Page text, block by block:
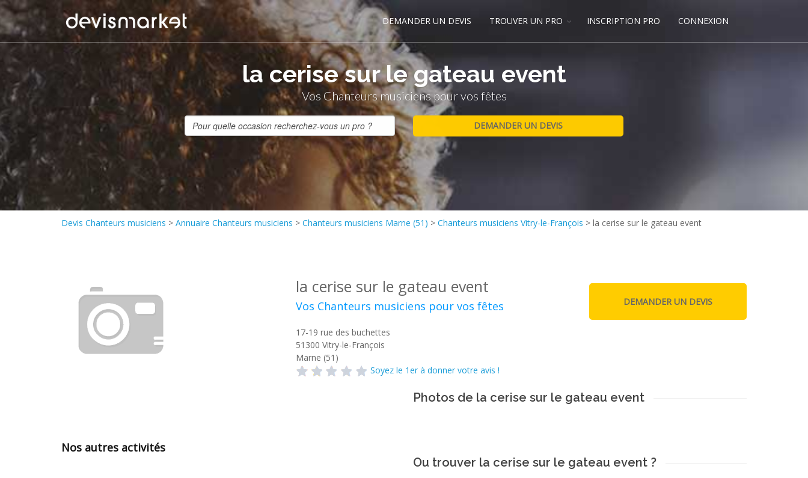
DEMANDER UN DEVIS TROUVER UN PRO INSCRIPTION PRO CONNEXION
la cerise sur le gateau event
Vos Chanteurs musiciens pour vos fêtes
Devis Chanteurs musiciens > Annuaire Chanteurs musiciens > Chanteurs musiciens Marne (51) > Chanteurs musiciens Vitry-le-François > la cerise sur le gateau event
la cerise sur le gateau event
Vos Chanteurs musiciens pour vos fêtes
17-19 rue des buchettes
51300 Vitry-le-François
Marne (51)
Soyez le 1er à donner votre avis !
Nos autres activités
Photos de la cerise sur le gateau event
Ou trouver la cerise sur le gateau event ?